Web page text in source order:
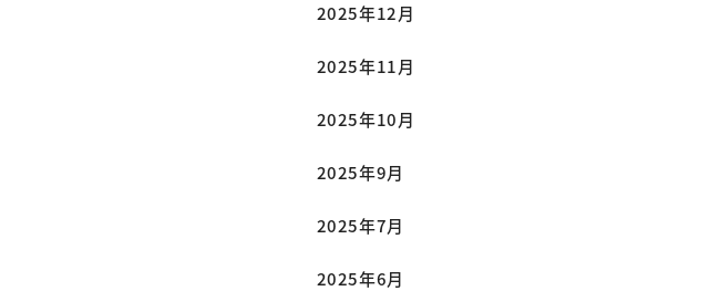
2025年12月
2025年11月
2025年10月
2025年9月
2025年7月
2025年6月